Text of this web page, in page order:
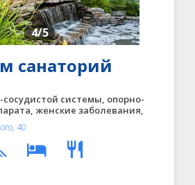
4/5
санаторий
системы, опорно-
женские заболевания,
дыхательной систем, кожные
эндокринной системы и
болезни
40